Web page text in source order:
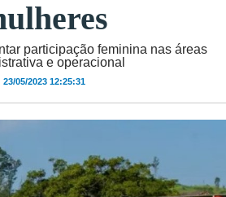
participação feminina nas áreas
e operacional
23/05/2023 12:25:31